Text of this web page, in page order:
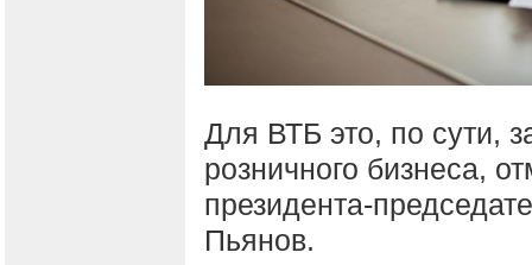
Для ВТБ это, по сути,
розничного бизнеса,
президента-
Пьянов.